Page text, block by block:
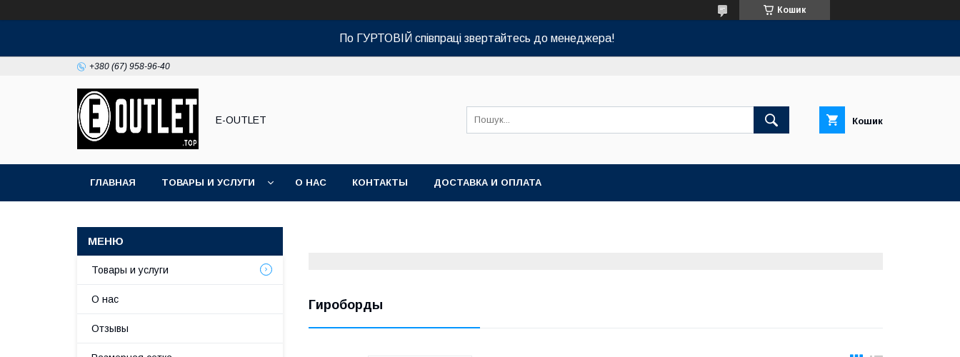
Кошик
По ГУРТОВІЙ співпраці звертайтесь до менеджера!
+380 (67) 958-96-40
E-OUTLET Кошик
ГЛАВНАЯ ТОВАРЫ И УСЛУГИ О НАС КОНТАКТЫ ДОСТАВКА И ОПЛАТА
Гироборды
Товары и услуги
О нас
Отзывы